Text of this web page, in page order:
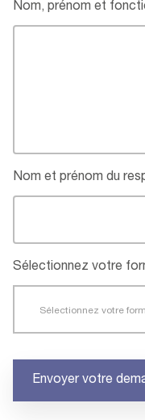
Nom, prénom et
Nom et prénom du
Sélectionnez votre
Sélectionnez votre
Envoyer votre